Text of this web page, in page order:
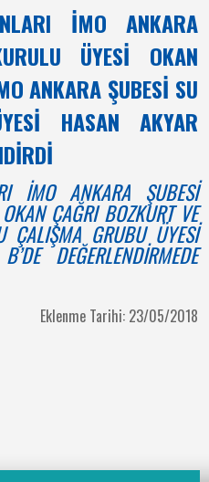
İMO ANKARA
ÜYESİ OKAN
ANKARA ŞUBESİ SU
HASAN AKYAR
İMO ANKARA ŞUBESİ
ÇAĞRI BOZKURT VE
ÇALIŞMA GRUBU ÜYESİ
DEĞERLENDİRMEDE
Eklenme Tarihi: 23/05/2018